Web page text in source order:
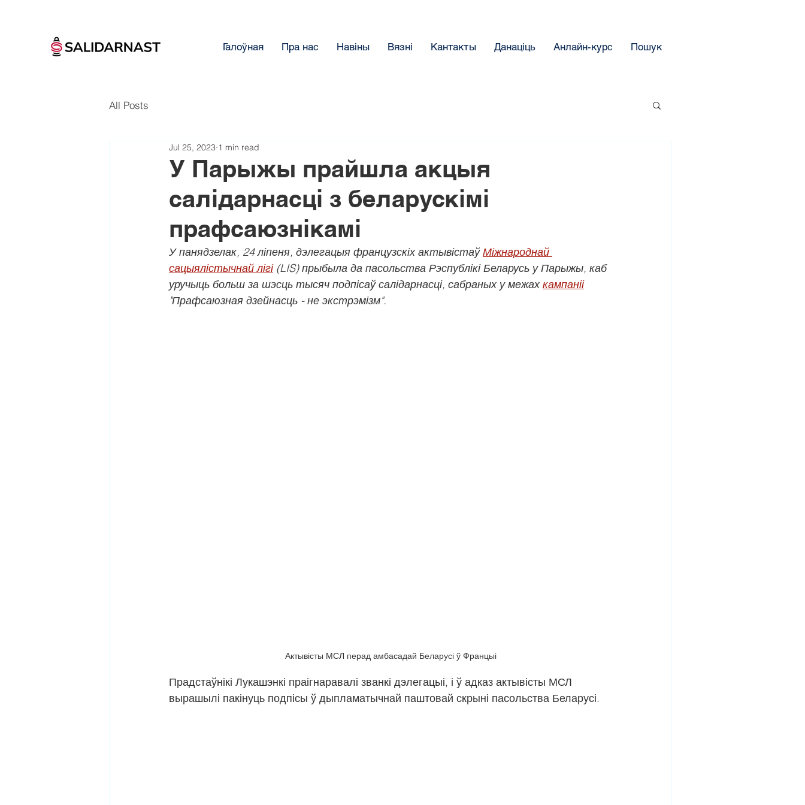
Галоўная Пра нас Навіны Вязнi Кантакты Данацiць Анлайн-курс Пошук
All Posts
У Парыжы прайшла акцыя
салідарнасці з беларускімі
прафсаюзнікамі
Jul 25, 2023 1 min read
У панядзелак, 24 ліпеня, дэлегацыя французскіх актывістаў Міжнароднай
сацыялістычнай лігі (LIS) прыбыла да пасольства Рэспублікі Беларусь у Парыжы, каб
уручыць больш за шэсць тысяч подпісаў салідарнасці, сабраных у межах кампаніі
"Прафсаюзная дзейнасць - не экстрэмізм".
Актывісты МСЛ перад амбасадай Беларусі ў Францыі
Прадстаўнікі Лукашэнкі праігнаравалі званкі дэлегацыі, і ў адказ актывісты МСЛ
вырашылі пакінуць подпісы ў дыпламатычнай паштовай скрыні пасольства Беларусі.